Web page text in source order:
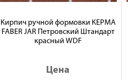
Кирпич ручной формовки КЕРМА
FABER JAR Петровский Штандарт
красный WDF
Цена